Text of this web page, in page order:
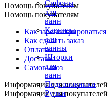
Сифоны
для
ванн
Карнизы
для
ванны
Шторки
для
ванн
Подголовники
Ручки
Помощь покупателям
Помощь покупателям
Как зарегистрироваться
Как сделать заказ
Оплата
Доставка
Самовывоз
Информация для покупателей
Информация для покупателей